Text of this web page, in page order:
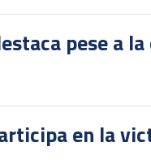
pese a
en la